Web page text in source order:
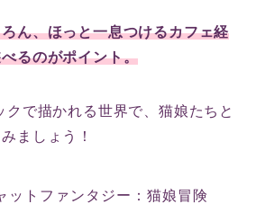
ん、ほっと一息つけるカフェ経
るのがポイント。
クで描かれる世界で、猫娘たちと
ましょう！
ットファンタジー：猫娘冒険